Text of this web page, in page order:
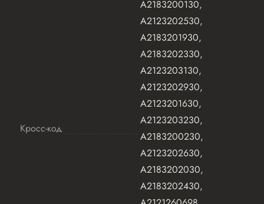
Кросс-код
A2183200130,
A2123202530,
A2183201930,
A2183202330,
A2123203130,
A2123202930,
A2123201630,
A2123203230,
A2183200230,
A2123202630,
A2183202030,
A2183202430,